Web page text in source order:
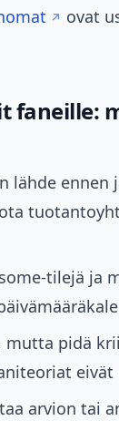
ovat
faneille:
lähde ennen
tilejä ja
mutta pidä
eivät
arvion tai